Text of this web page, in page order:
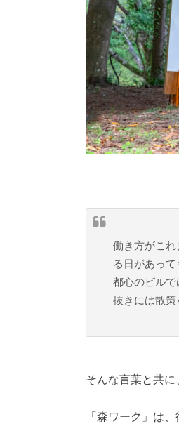
働き方がこ
る日があっ
都心のビル
抜きには散策
そんな言葉と共に
「森ワーク」は